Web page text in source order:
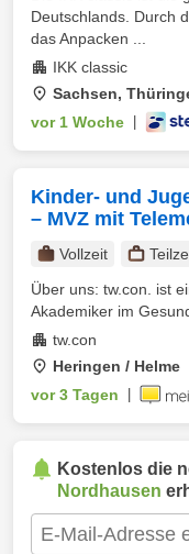
Deutschlands. Durch
das Anpacken ...
IKK classic
Sachsen,
vor 1 Woche
Kinder- und
– MVZ mit
Vollzeit
Über uns: tw.con. ist
Akademiker im
tw.con
Heringen / Helme
vor 3 Tagen
Kostenlos die
Nordhausen